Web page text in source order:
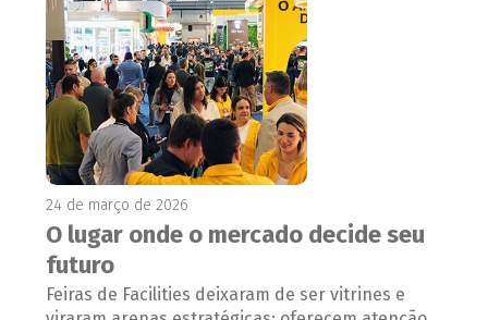
24 de março de 2026
O lugar onde o mercado decide seu
futuro
Feiras de Facilities deixaram de ser vitrines e